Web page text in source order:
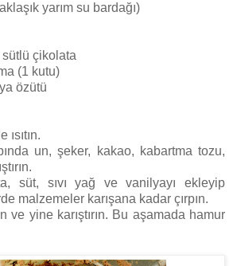
yarım su bardağı)
çikolata
(1 kutu)
özütü
ısıtın.
un, şeker, kakao, kabartma tozu,
süt, sıvı yağ ve vanilyayı ekleyip
malzemeler karışana kadar çırpın.
ve yine karıştırın. Bu aşamada hamur